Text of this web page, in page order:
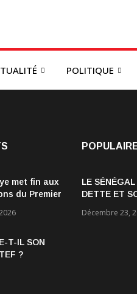
POLITIQUE
met fin aux
du Premier
du
T-IL SON
?
LE
DETTE ET
Décembre 23,